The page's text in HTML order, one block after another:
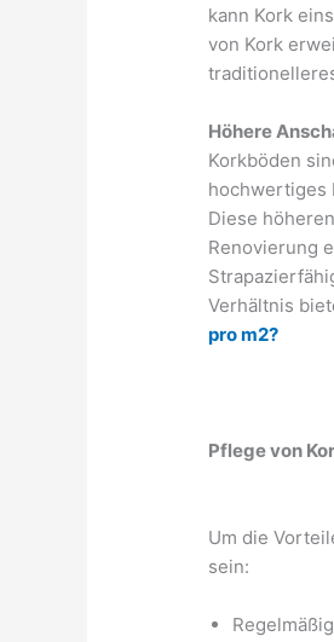
kann Kork
von Kork
Höhere
Korkböden
hochwertiges
Diese
Renovierung
Verhältnis
pro m2?
Pflege von
Um die
sein: